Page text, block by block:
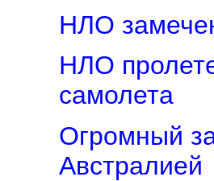
НЛО
НЛО
самолета
Огромный
Австралией